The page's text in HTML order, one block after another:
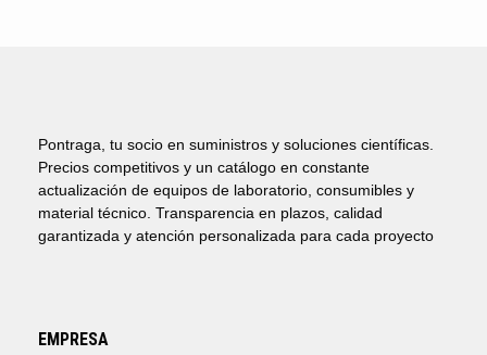
Pontraga, tu socio en suministros y soluciones científicas.
Precios competitivos y un catálogo en constante
actualización de equipos de laboratorio, consumibles y
material técnico. Transparencia en plazos, calidad
garantizada y atención personalizada para cada proyecto
EMPRESA